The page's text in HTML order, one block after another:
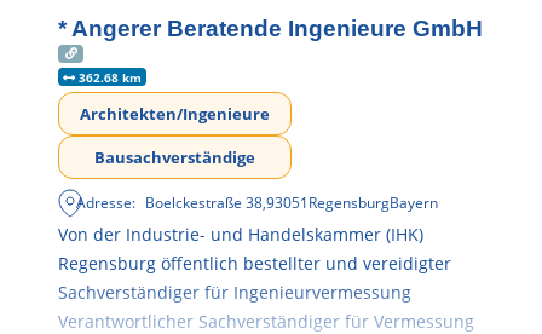
* Angerer Beratende Ingenieure GmbH
362.68 km
Architekten/Ingenieure
Bausachverständige
Adresse: Boelckestraße 38,93051RegensburgBayern
Von der Industrie- und Handelskammer (IHK)
Regensburg öffentlich bestellter und vereidigter
Sachverständiger für Ingenieurvermessung
Verantwortlicher Sachverständiger für Vermessung